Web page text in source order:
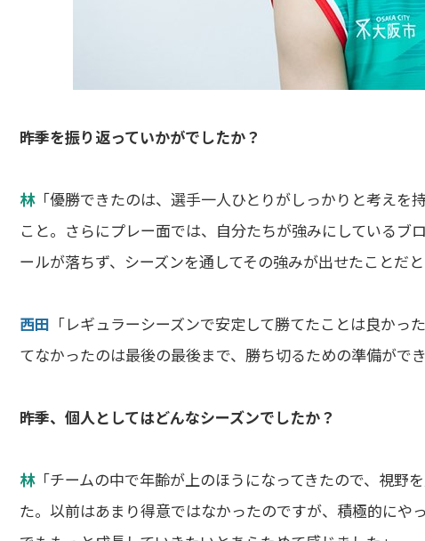
――昨季を振り返っていかがでしたか？
林「優勝できたのは、選手一人ひとりがしっかりと考えを
こと。さらにプレー面では、自分たちが強みにしている
ールが落ちず、シーズンを通してその強みが出せたことだと
西田 「レギュラーシーズンで安定して勝てたことは良か
てなかったのは最後の最後まで、勝ち切るための準備がで
――昨季、個人としてはどんなシーズンでしたか？
林「チームの中で年齢が上のほうになってきたので、視野
た。以前はあまり得意ではなかったのですが、積極的に